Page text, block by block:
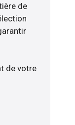
de
de votre